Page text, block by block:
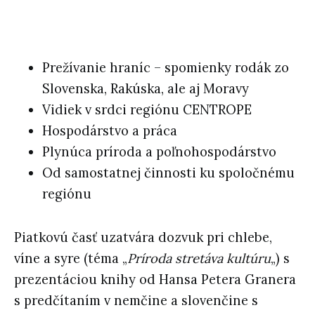
Prežívanie hraníc – spomienky rodák zo
Slovenska, Rakúska, ale aj Moravy
Vidiek v srdci regiónu CENTROPE
Hospodárstvo a práca
Plynúca príroda a poľnohospodárstvo
Od samostatnej činnosti ku spoločnému
regiónu
Piatkovú časť uzatvára dozvuk pri chlebe,
víne a syre (téma „Príroda stretáva kultúru„) s
prezentáciou knihy od Hansa Petera Granera
s predčítaním v nemčine a slovenčine s